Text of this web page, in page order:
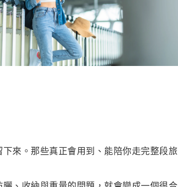
來。那些真正會用到、能陪你走完整段旅